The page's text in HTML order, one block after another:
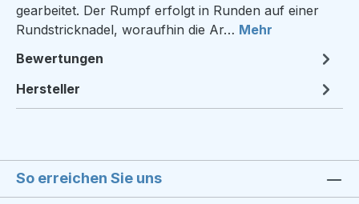
gearbeitet. Der Rumpf erfolgt in Runden auf einer
Rundstricknadel, woraufhin die Ar… Mehr
Bewertungen
Hersteller
So erreichen Sie uns